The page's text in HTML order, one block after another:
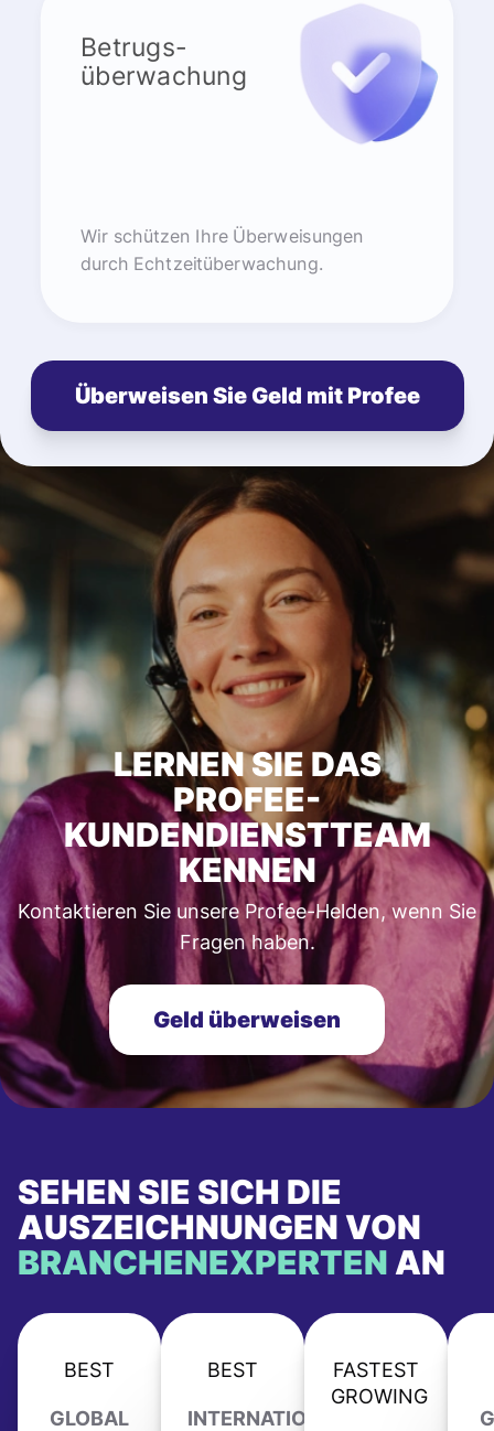
Betrugs-
überwachung
Wir schützen Ihre Überweisungen
durch Echtzeitüberwachung.
Überweisen Sie Geld mit Profee
LERNEN SIE DAS
PROFEE-
KUNDENDIENSTTEAM
KENNEN
Kontaktieren Sie unsere Profee-Helden, wenn Sie
Fragen haben.
Geld überweisen
SEHEN SIE SICH DIE
AUSZEICHNUNGEN VON
BRANCHENEXPERTEN AN
BEST
GLOBAL
BEST
INTERNATIONAL
FASTEST
GROWING